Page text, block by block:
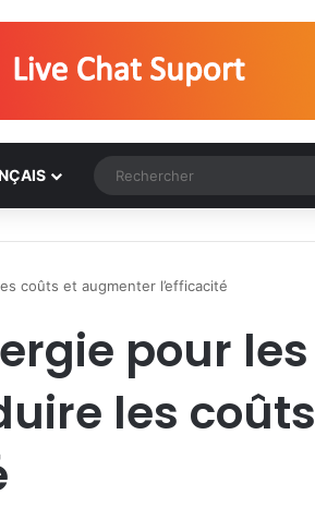
coûts et augmenter l’efficacité
pour les
les coûts